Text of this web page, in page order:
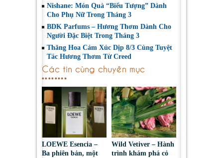
Nishane: Món Quà “Biểu Tượng” Dành
Cho Phụ Nữ Trong Tháng 3
BDK Parfums – Hương Thơm Dành Cho
Người Đặc Biệt Trong Tháng 3
Thăng Hoa Cảm Xúc Dịp 8/3 Cùng Tuyệt
Tác Hương Thơm Từ Creed
Các tin cùng chuyên mục
LOEWE Esencia –
Ba phiên bản, một
Wild Vetiver – Hành
trình khám phá cỏ